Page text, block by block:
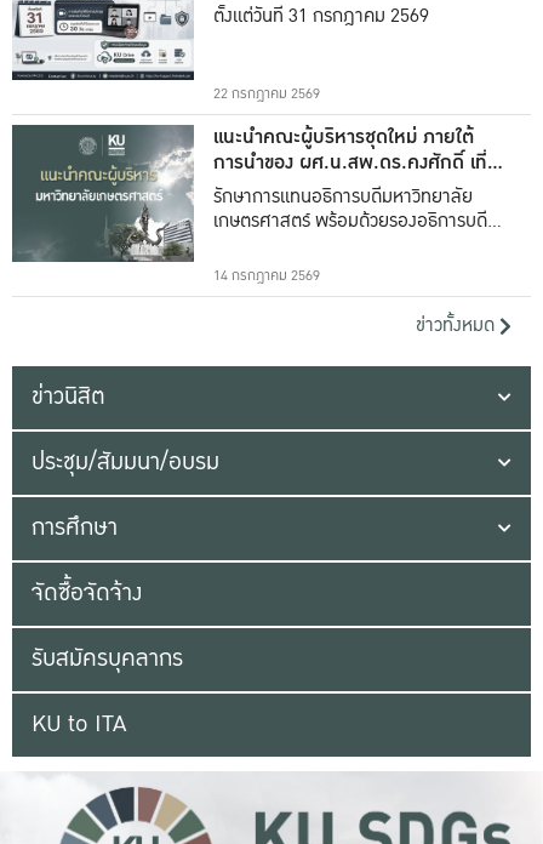
ตั้งแต่วันที่ 31 กรกฎาคม 2569
22 กรกฎาคม 2569
แนะนำคณะผู้บริหารชุดใหม่ ภายใต้
การนำของ ผศ.น.สพ.ดร.คงศักดิ์ เที่ยง
ธรรม
รักษาการแทนอธิการบดีมหาวิทยาลัย
เกษตรศาสตร์ พร้อมด้วยรองอธิการบดีทั้ง
14 กรกฎาคม 2569
ข่าวทั้งหมด
ข่าวนิสิต
ประชุม/สัมมนา/อบรม
การศึกษา
จัดซื้อจัดจ้าง
รับสมัครบุคลากร
KU to ITA